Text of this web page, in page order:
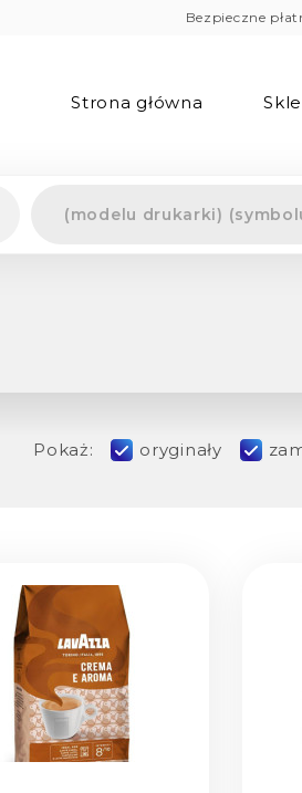
Bezpieczne
Strona główna
Pokaż: oryginały